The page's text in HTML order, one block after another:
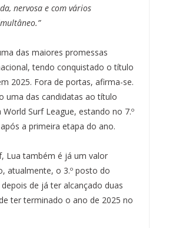
nervosa e com vários
das maiores promessas
tendo conquistado o título
2025. Fora de portas, afirma-se.
uma das candidatas ao título
Surf League, estando no 7.º
a primeira etapa do ano.
Lua também é já um valor
atualmente, o 3.º posto do
de já ter alcançado duas
ter terminado o ano de 2025 no